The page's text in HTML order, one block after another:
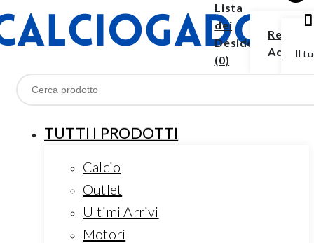
Lista
dei
Desideri
(0)
Accesso
Il
TUTTI I PRODOTTI
Calcio
Outlet
Ultimi Arrivi
Motori